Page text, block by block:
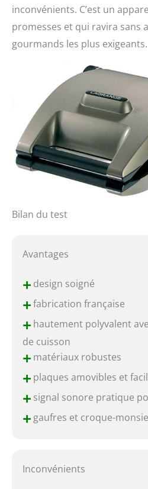
inconvénients. C’est un
promesses et qui ravira sans
gourmands les plus exigeants.
Bilan du test
Avantages
+design soigné
+fabrication française
+hautement polyvalent
de cuisson
+matériaux robustes
+plaques amovibles et
+signal sonore pratique
+gaufres et croque-
Inconvénients